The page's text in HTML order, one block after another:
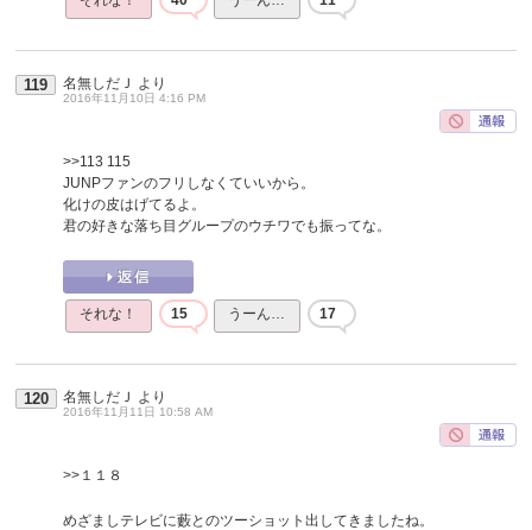
119 名無しだＪ より
2016年11月10日 4:16 PM
>>113 115
JUNPファンのフリしなくていいから。
化けの皮はげてるよ。
君の好きな落ち目グループのウチワでも振ってな。
それな！ 15 うーん… 17
120 名無しだＪ より
2016年11月11日 10:58 AM
>>１１８
めざましテレビに藪とのツーショット出してきましたね。